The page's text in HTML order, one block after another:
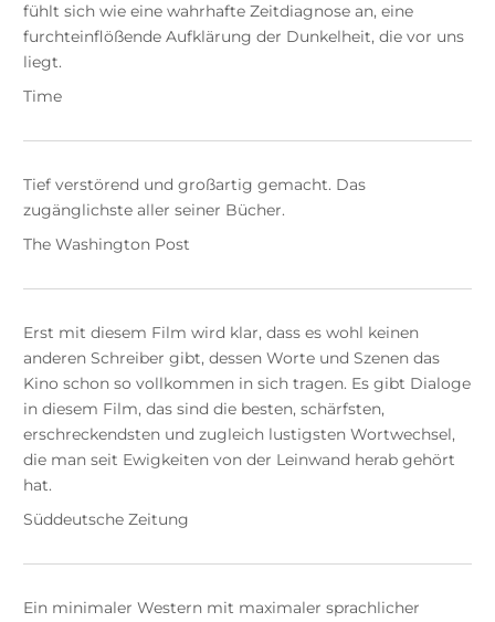
fühlt sich wie eine wahrhafte Zeitdiagnose an, eine
furchteinflößende Aufklärung der Dunkelheit, die vor uns
liegt.
Time
Tief verstörend und großartig gemacht. Das
zugänglichste aller seiner Bücher.
The Washington Post
Erst mit diesem Film wird klar, dass es wohl keinen
anderen Schreiber gibt, dessen Worte und Szenen das
Kino schon so vollkommen in sich tragen. Es gibt Dialoge
in diesem Film, das sind die besten, schärfsten,
erschreckendsten und zugleich lustigsten Wortwechsel,
die man seit Ewigkeiten von der Leinwand herab gehört
hat.
Süddeutsche Zeitung
Ein minimaler Western mit maximaler sprachlicher